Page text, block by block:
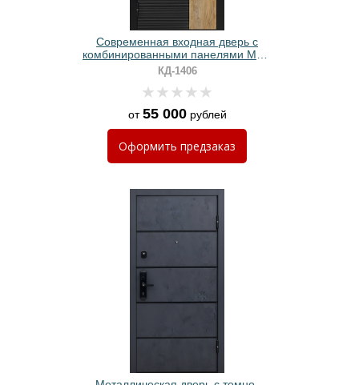
Современная входная дверь с
комбинированными панелями MDF
черного цвета
КД-1406
от55 000рублей
Оформить предзаказ